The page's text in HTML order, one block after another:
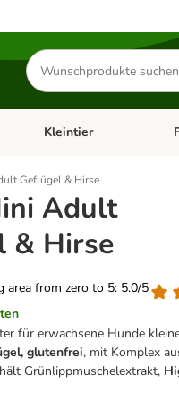
Produkte
suchen
& Zubehör
Kategorie-Menü öffnen:
Kleintier
Geflügel & Hirse
Adult
& Hirse
area from zero to 5: 5.0/5
für erwachsene Hunde
glutenfrei, mit Komplex
Grünlippmuschelextrakt,